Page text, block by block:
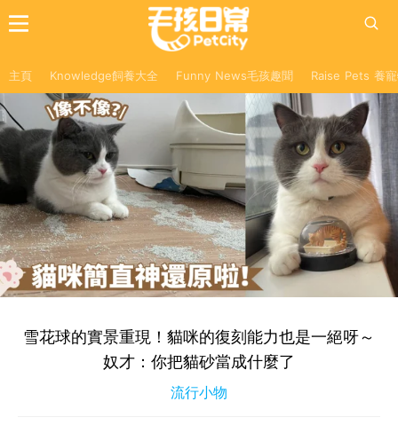
主頁 Knowledge飼養大全 Funny News毛孩趣聞 Raise Pets 養
雪花球的實景重現！貓咪的復刻能力也是一絕呀～
奴才：你把貓砂當成什麼了
流行小物